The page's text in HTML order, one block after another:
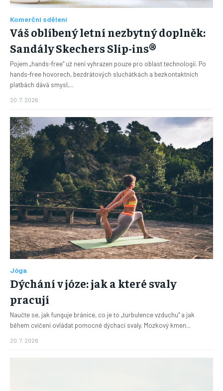
Komerční sdělení
Váš oblíbený letní nezbytný doplněk:
Sandály Skechers Slip-ins®
Pojem „hands-free“ už není vyhrazen pouze pro oblast technologií. Po
hands-free hovorech, bezdrátových sluchátkách a bezkontaktních
platbách dává smysl,...
20. 7. 2026
Jóga
Dýchání v józe: jak a které svaly
pracují
Naučte se, jak funguje bránice, co je to „turbulence vzduchu“ a jak
během cvičení ovládat pomocné dýchací svaly. Mozkový kmen...
20. 7. 2026